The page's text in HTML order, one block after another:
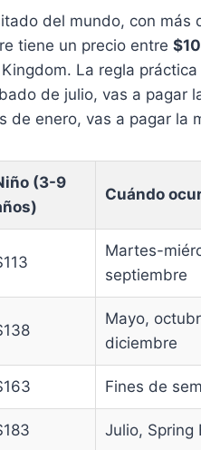
del mundo, con más
tiene un precio entre
La regla
de julio, vas a pagar
de enero, vas a pagar la
(3-9
Cuándo
Martes-
septiembre
Mayo,
diciembre
Fines de
Julio, Spring